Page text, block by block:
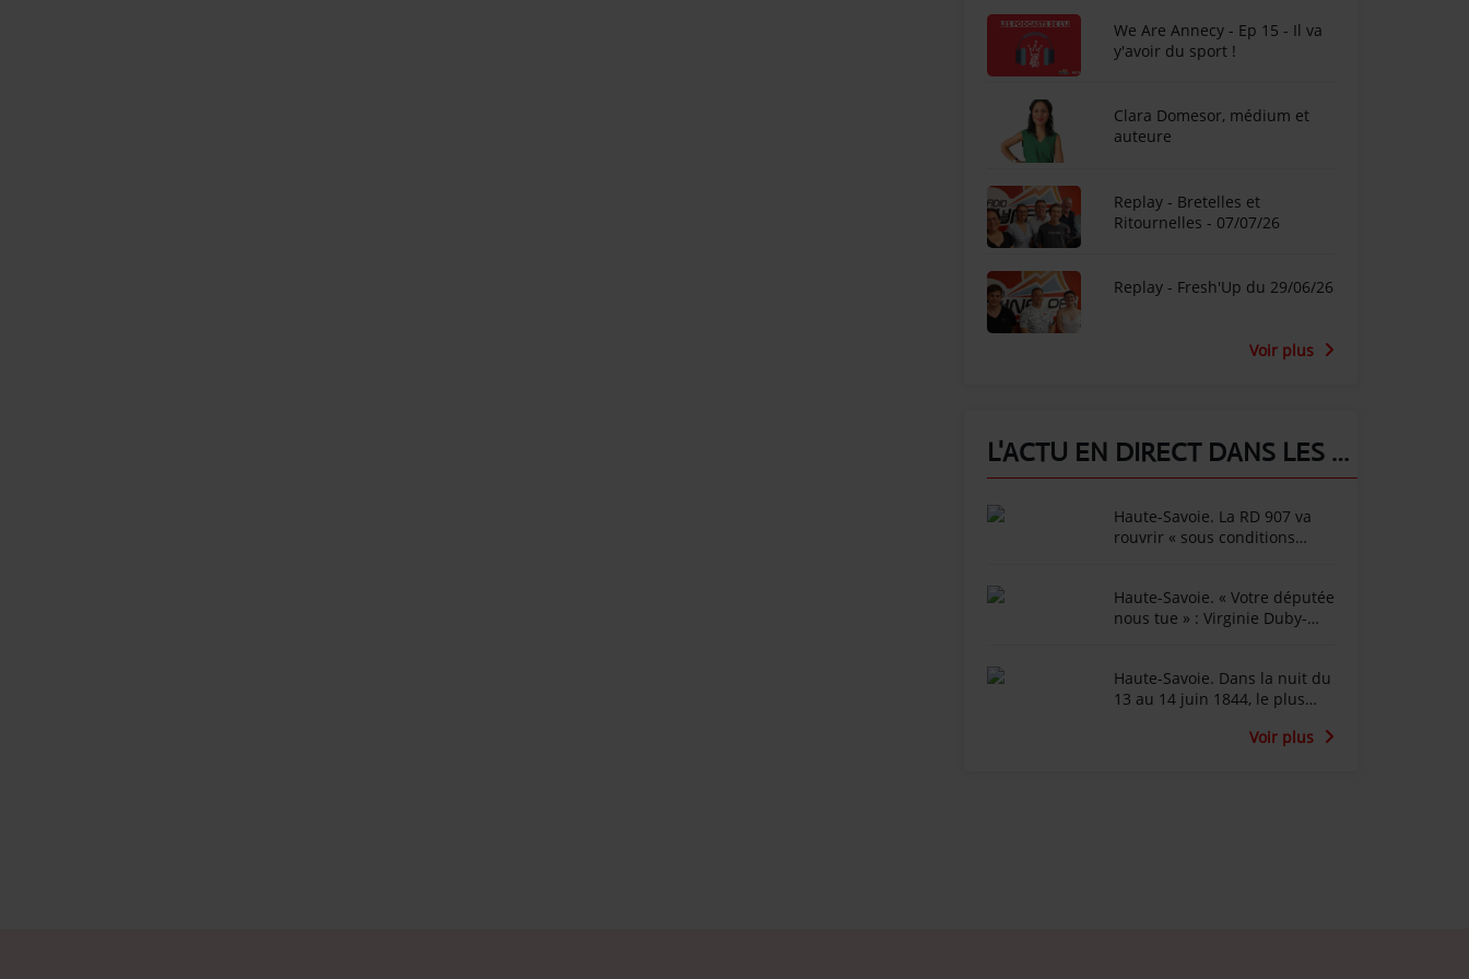
We Are Annecy - Ep 15 - Il va
y'avoir du sport !
Clara Domesor, médium et
auteure
Replay - Bretelles et
Ritournelles - 07/07/26
Replay - Fresh'Up du 29/06/26
Voir plus
L'ACTU EN DIRECT DANS LES ALPES !
Haute-Savoie. La RD 907 va
rouvrir « sous conditions
torentielle
Haute-Savoie. « Votre députée
nous tue » : Virginie Duby-
Haute-Savoie. Dans la nuit du
13 au 14 juin 1844, le plus
l'histoire de la ville de Cluses
Voir plus